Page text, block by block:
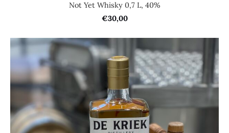
Not Yet Whisky 0,7 L, 40%
€30,00